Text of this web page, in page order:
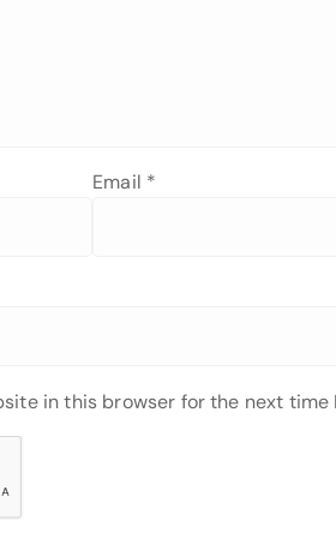
Email *
in this browser for the next time